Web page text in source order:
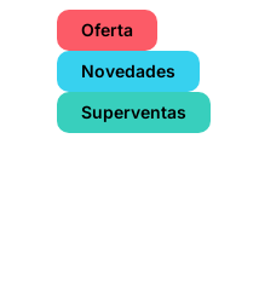
Oferta
Novedades
Superventas